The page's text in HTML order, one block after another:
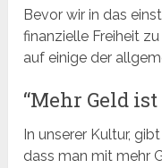
Bevor wir in das
finanzielle Freiheit
auf einige der
“Mehr Geld
In unserer Kultur,
dass man mit mehr